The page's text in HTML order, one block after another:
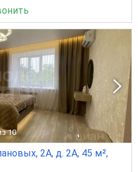
10
2А, д. 2А, 45 м²,